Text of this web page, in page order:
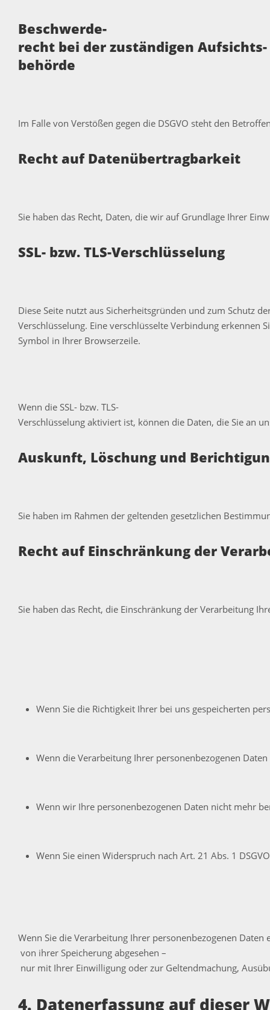
Beschwerde­
recht bei der zuständigen Aufsichts­
behörde
Im Falle von Verstößen gegen die DSGVO steht den
Recht auf Daten­übertrag­barkeit
Sie haben das Recht, Daten, die wir auf Grundlage Ihrer
SSL- bzw. TLS-Verschlüsselung
Diese Seite nutzt aus Sicherheitsgründen und zum Schutz
Verschlüsselung. Eine verschlüsselte Verbindung erkennen
Symbol in Ihrer Browserzeile.
Wenn die SSL- bzw. TLS-
Verschlüsselung aktiviert ist, können die Daten, die Sie an
Auskunft, Löschung und
Sie haben im Rahmen der geltenden gesetzlichen
Recht auf Einschränkung der
Sie haben das Recht, die Einschränkung der Verarbeitung
Wenn Sie die Richtigkeit Ihrer bei uns gespeicherten
Wenn die Verarbeitung Ihrer personenbezogenen
Wenn wir Ihre personenbezogenen Daten nicht mehr
Wenn Sie einen Widerspruch nach Art. 21 Abs. 1
Wenn Sie die Verarbeitung Ihrer personenbezogenen
von ihrer Speicherung abgesehen –
nur mit Ihrer Einwilligung oder zur Geltendmachung,
4. Datenerfassung auf dieser